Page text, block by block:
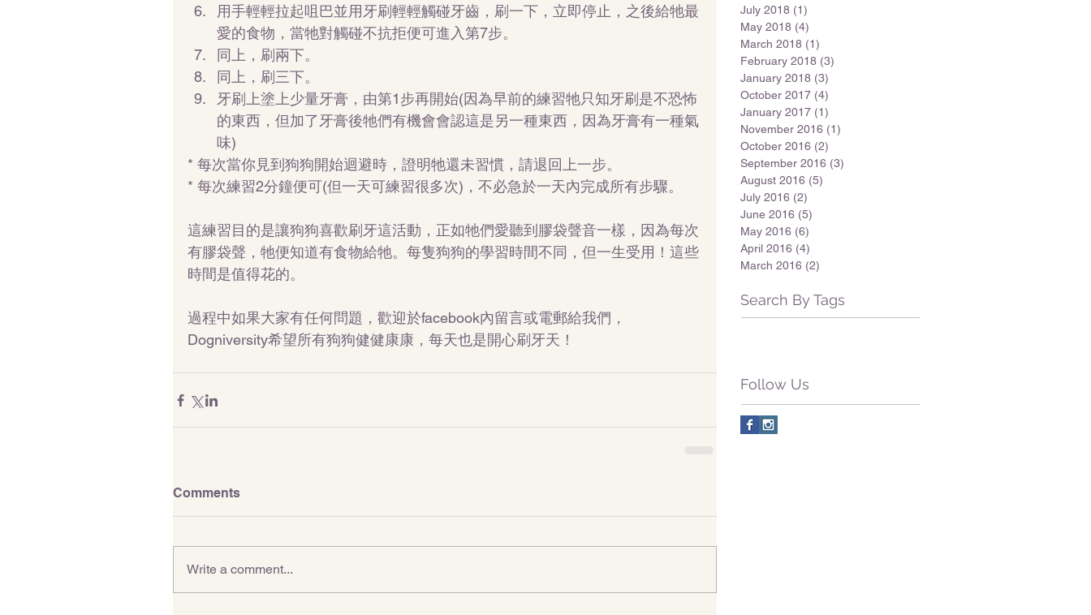
用手輕輕拉起咀巴並用牙刷輕輕觸碰牙齒，刷一下，立即停止，之後給牠最
愛的食物，當牠對觸碰不抗拒便可進入第7步。
同上，刷兩下。
同上，刷三下。
牙刷上塗上少量牙膏，由第1步再開始(因為早前的練習牠只知牙刷是不恐怖
的東西，但加了牙膏後牠們有機會會認這是另一種東西，因為牙膏有一種氣
味)
* 每次當你見到狗狗開始迴避時，證明牠還未習慣，請退回上一步。
* 每次練習2分鐘便可(但一天可練習很多次)，不必急於一天內完成所有步驟。
這練習目的是讓狗狗喜歡刷牙這活動，正如牠們愛聽到膠袋聲音一樣，因為每次
有膠袋聲，牠便知道有食物給牠。每隻狗狗的學習時間不同，但一生受用！這些
時間是值得花的。
過程中如果大家有任何問題，歡迎於facebook內留言或電郵給我們，
Dogniversity希望所有狗狗健健康康，每天也是開心刷牙天！
Comments
Write a comment...
July 2018 (1)
May 2018 (4)
March 2018 (1)
February 2018 (3)
January 2018 (3)
October 2017 (4)
January 2017 (1)
November 2016 (1)
October 2016 (2)
September 2016 (3)
August 2016 (5)
July 2016 (2)
June 2016 (5)
May 2016 (6)
April 2016 (4)
March 2016 (2)
Search By Tags
Follow Us